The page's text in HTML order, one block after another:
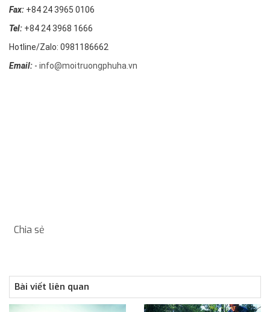
Fax: +84 24 3965 0106
Tel: +84 24 3968 1666
Hotline/Zalo: 0981186662
Email: - info@moitruongphuha.vn
Chia sẻ
Bài viết liên quan